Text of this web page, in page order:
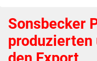
Sonsbecker
produzierten